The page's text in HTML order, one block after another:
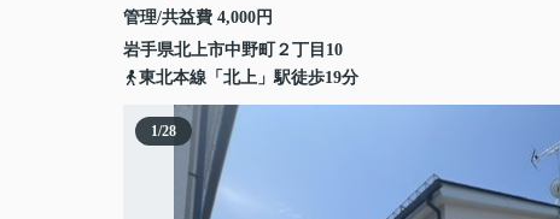
管理/共益費 4,000円
岩手県北上市中野町
２丁目10
東北本線「北上」駅徒歩19分
1/28